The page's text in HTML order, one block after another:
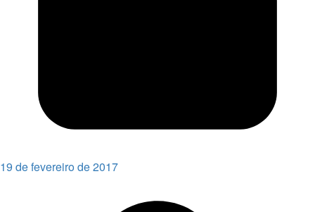
19 de fevereiro de 2017